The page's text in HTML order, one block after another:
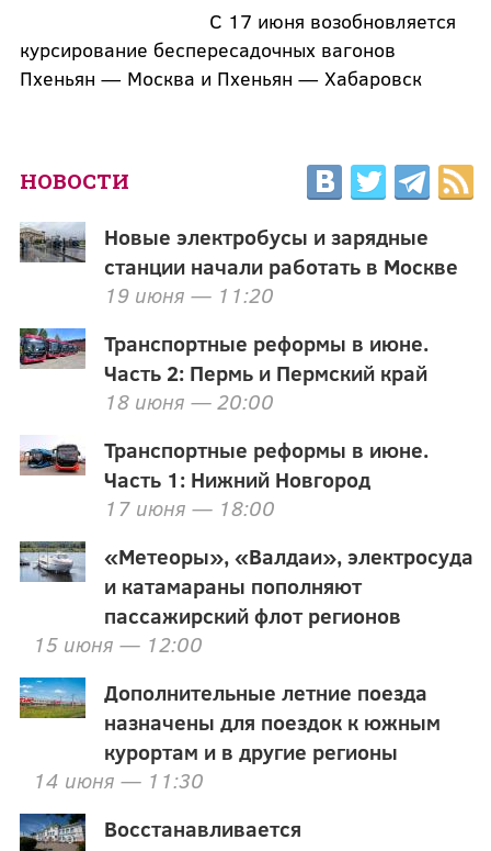
С 17 июня возобновляется
курсирование беспересадочных вагонов
Пхеньян — Москва и Пхеньян — Хабаровск
НОВОСТИ
Новые электробусы и зарядные
станции начали работать в Москве
19 июня — 11:20
Транспортные реформы в июне.
Часть 2: Пермь и Пермский край
18 июня — 20:00
Транспортные реформы в июне.
Часть 1: Нижний Новгород
17 июня — 18:00
«Метеоры», «Валдаи», электросуда
и катамараны пополняют
пассажирский флот регионов
15 июня — 12:00
Дополнительные летние поезда
назначены для поездок к южным
курортам и в другие регионы
14 июня — 11:30
Восстанавливается